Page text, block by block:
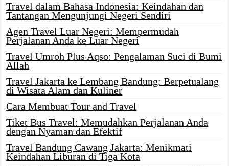
Travel dalam Bahasa Indonesia: Keindahan dan
Tantangan Mengunjungi Negeri Sendiri
Agen Travel Luar Negeri: Mempermudah
Perjalanan Anda ke Luar Negeri
Travel Umroh Plus Aqso: Pengalaman Suci di Bumi
Allah
Travel Jakarta ke Lembang Bandung: Berpetualang
di Wisata Alam dan Kuliner
Cara Membuat Tour and Travel
Tiket Bus Travel: Memudahkan Perjalanan Anda
dengan Nyaman dan Efektif
Travel Bandung Cawang Jakarta: Menikmati
Keindahan Liburan di Tiga Kota